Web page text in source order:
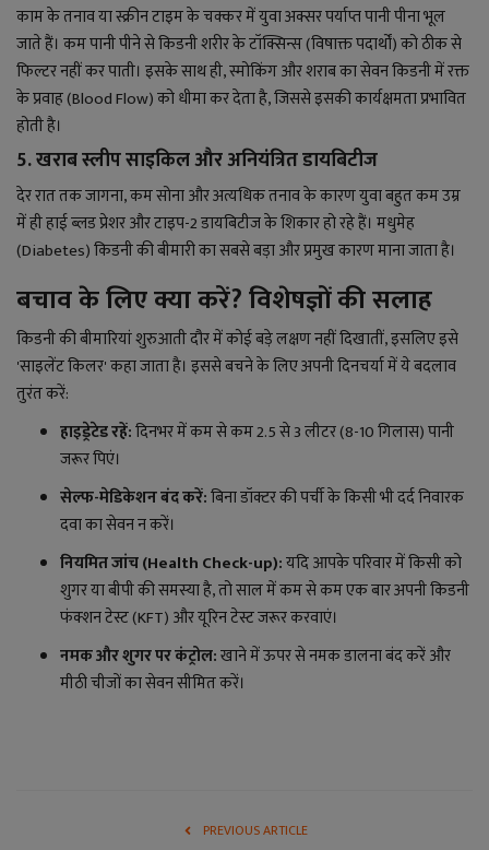
काम के तनाव या स्क्रीन टाइम के चक्कर में युवा अक्सर पर्याप्त पानी पीना भूल
जाते हैं। कम पानी पीने से किडनी शरीर के टॉक्सिन्स (विषाक्त पदार्थों) को ठीक से
फिल्टर नहीं कर पाती। इसके साथ ही, स्मोकिंग और शराब का सेवन किडनी में रक्त
के प्रवाह (Blood Flow) को धीमा कर देता है, जिससे इसकी कार्यक्षमता प्रभावित
होती है।
5. खराब स्लीप साइकिल और अनियंत्रित डायबिटीज
देर रात तक जागना, कम सोना और अत्यधिक तनाव के कारण युवा बहुत कम उम्र
में ही हाई ब्लड प्रेशर और टाइप-2 डायबिटीज के शिकार हो रहे हैं। मधुमेह
(Diabetes) किडनी की बीमारी का सबसे बड़ा और प्रमुख कारण माना जाता है।
बचाव के लिए क्या करें? विशेषज्ञों की सलाह
किडनी की बीमारियां शुरुआती दौर में कोई बड़े लक्षण नहीं दिखातीं, इसलिए इसे
'साइलेंट किलर' कहा जाता है। इससे बचने के लिए अपनी दिनचर्या में ये बदलाव
तुरंत करें:
हाइड्रेटेड रहें:दिनभर में कम से कम 2.5 से 3 लीटर (8-10 गिलास) पानी
जरूर पिएं।
सेल्फ-मेडिकेशन बंद करें:बिना डॉक्टर की पर्ची के किसी भी दर्द निवारक
दवा का सेवन न करें।
नियमित जांच (Health Check-up):यदि आपके परिवार में किसी को
शुगर या बीपी की समस्या है, तो साल में कम से कम एक बार अपनी किडनी
फंक्शन टेस्ट (KFT) और यूरिन टेस्ट जरूर करवाएं।
नमक और शुगर पर कंट्रोल:खाने में ऊपर से नमक डालना बंद करें और
मीठी चीजों का सेवन सीमित करें।
PREVIOUS ARTICLE